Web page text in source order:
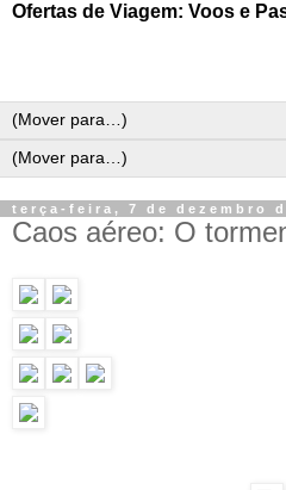
Ofertas de Viagem: Voos e
terça-feira, 7 de dezembro
Caos aéreo: O